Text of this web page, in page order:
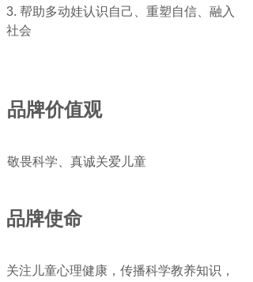
3. 帮助多动娃认识自己、重塑自信、融入
社会
品牌价值观
敬畏科学、真诚关爱儿童
品牌使命
关注儿童心理健康，传播科学教养知识，